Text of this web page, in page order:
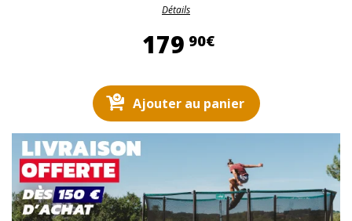
Détails
179 90€179,90 €
Ajouter au panier